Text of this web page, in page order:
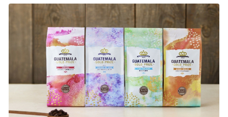
お月様をモチーフにした
まんまるベアフルも皆様のご来店をお待ちしていま ···